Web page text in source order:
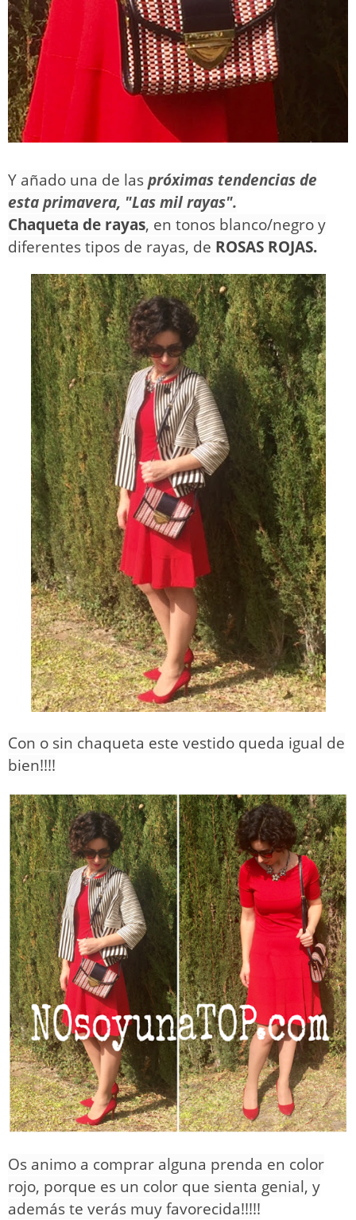
Y añado una de laspróximas tendencias de
esta primavera, "Las mil rayas".
Chaqueta de rayas, en tonos blanco/negro y
diferentes tipos de rayas, de ROSAS ROJAS.
Con o sin chaqueta este vestido queda igual de
bien!!!!
Os animo a comprar alguna prenda en color
rojo, porque es un color que sienta genial, y
además te verás muy favorecida!!!!!